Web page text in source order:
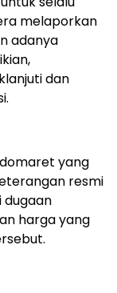
melaporkan
adanya
dan
yang
resmi
dugaan
harga yang